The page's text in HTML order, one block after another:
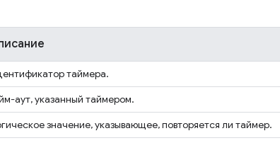
таймера.
аут, указанный таймером.
значение, указывающее, повторяется ли таймер.